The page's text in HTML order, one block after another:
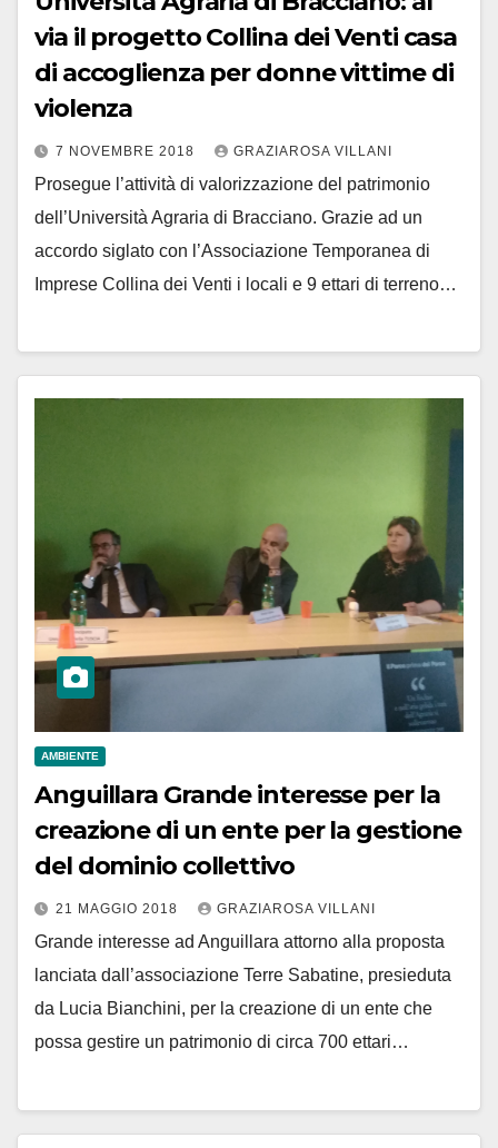
via il progetto Collina dei Venti casa
di accoglienza per donne vittime di
violenza
7 NOVEMBRE 2018 GRAZIAROSA VILLANI
Prosegue l’attività di valorizzazione del patrimonio
dell’Università Agraria di Bracciano. Grazie ad un
accordo siglato con l’Associazione Temporanea di
Imprese Collina dei Venti i locali e 9 ettari di terreno…
AMBIENTE
Anguillara Grande interesse per la
creazione di un ente per la gestione
del dominio collettivo
21 MAGGIO 2018 GRAZIAROSA VILLANI
Grande interesse ad Anguillara attorno alla proposta
lanciata dall’associazione Terre Sabatine, presieduta
da Lucia Bianchini, per la creazione di un ente che
possa gestire un patrimonio di circa 700 ettari…